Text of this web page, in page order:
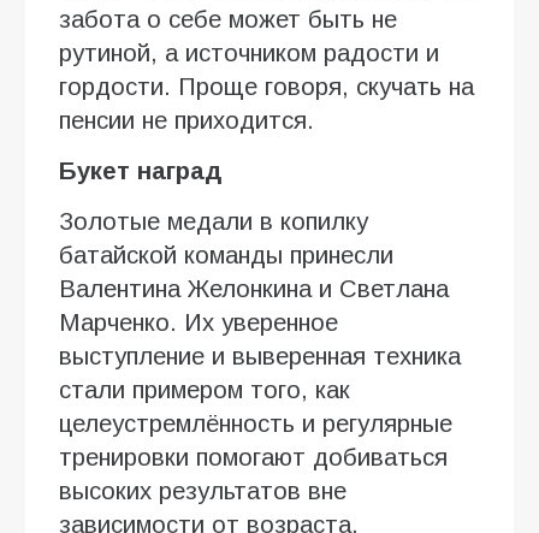
забота о себе может быть не
рутиной, а источником радости и
гордости. Проще говоря, скучать на
пенсии не приходится.
Букет наград
Золотые медали в копилку
батайской команды принесли
Валентина Желонкина и Светлана
Марченко. Их уверенное
выступление и выверенная техника
стали примером того, как
целеустремлённость и регулярные
тренировки помогают добиваться
высоких результатов вне
зависимости от возраста.